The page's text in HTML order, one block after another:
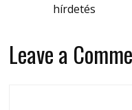
hírdetés
Leave a